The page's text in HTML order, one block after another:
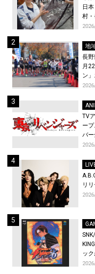
日
村・
地
長
月
ン
TV
ー
バ
ト
リ
ッ